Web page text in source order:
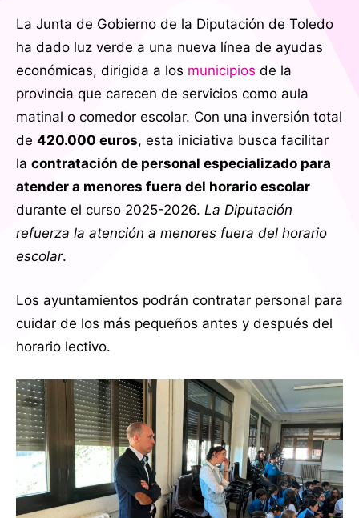
La Junta de Gobierno de la Diputación de Toledo
ha dado luz verde a una nueva línea de ayudas
económicas, dirigida a los municipios de la
provincia que carecen de servicios como aula
matinal o comedor escolar. Con una inversión total
de 420.000 euros, esta iniciativa busca facilitar
la contratación de personal especializado para
atender a menores fuera del horario escolar
durante el curso 2025-2026. La Diputación
refuerza la atención a menores fuera del horario
escolar.
Los ayuntamientos podrán contratar personal para
cuidar de los más pequeños antes y después del
horario lectivo.